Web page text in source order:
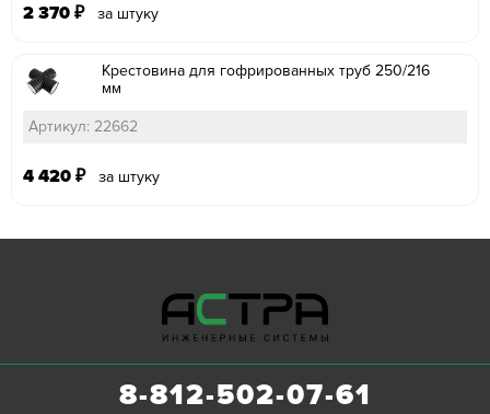
2 370 ₽ за штуку
Крестовина для гофрированных труб 250/216
мм
Артикул: 22662
4 420 ₽ за штуку
8-812-502-07-61